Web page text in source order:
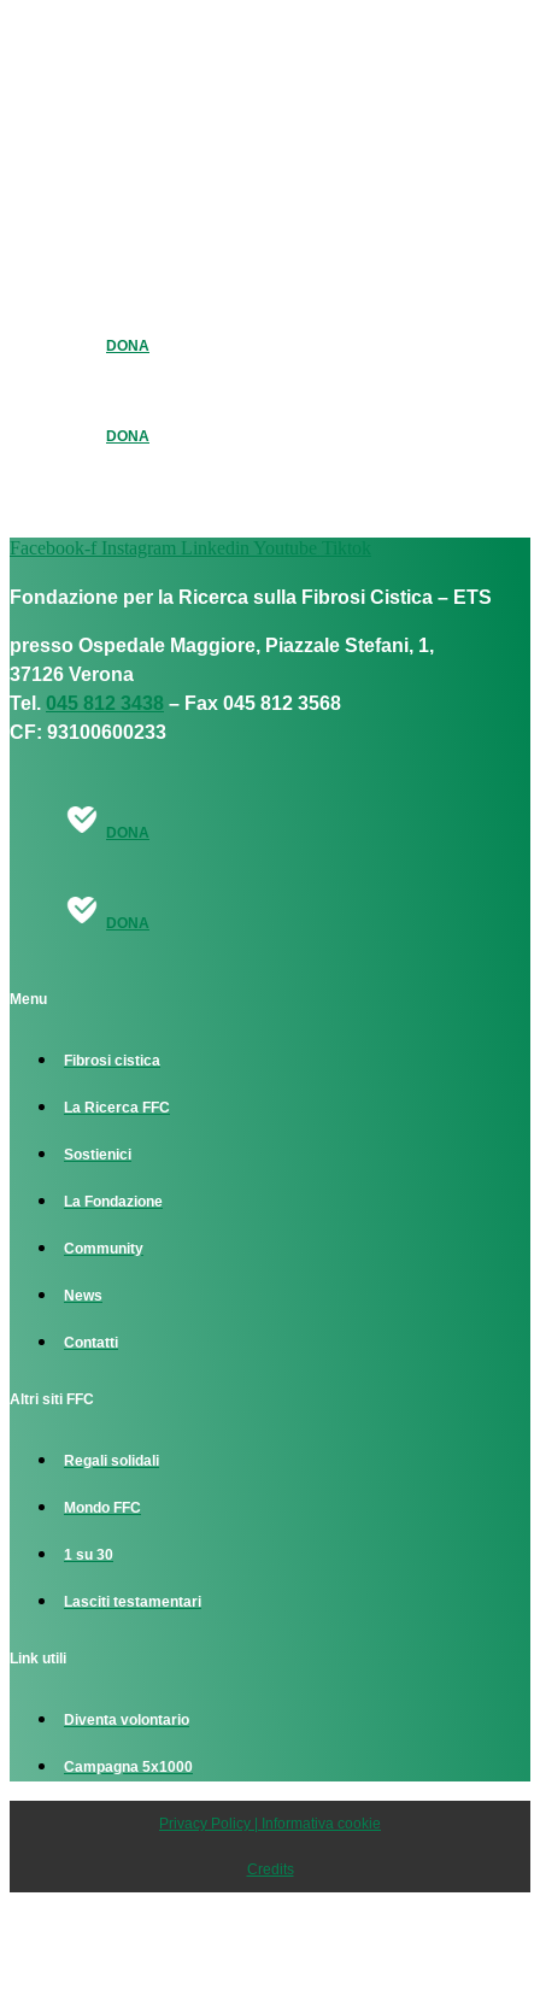
DONA
DONA
Facebook-f Instagram Linkedin Youtube Tiktok
Fondazione per la Ricerca sulla Fibrosi Cistica – ETS
presso Ospedale Maggiore, Piazzale Stefani, 1,
37126 Verona
Tel. 045 812 3438 – Fax 045 812 3568
CF: 93100600233
DONA
DONA
Menu
Fibrosi cistica
La Ricerca FFC
Sostienici
La Fondazione
Community
News
Contatti
Altri siti FFC
Regali solidali
Mondo FFC
1 su 30
Lasciti testamentari
Link utili
Diventa volontario
Campagna 5x1000
Privacy Policy | Informativa cookie
Credits